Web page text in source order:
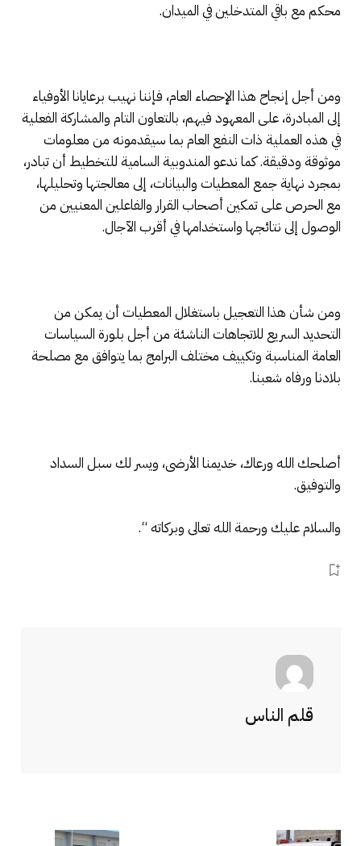
محكم مع باقي المتدخلين في الميدان.
ومن أجل إنجاح هذا الإحصاء العام، فإننا نهيب برعايانا الأوفياء
إلى المبادرة، على المعهود فيهم، بالتعاون التام والمشاركة الفعلية
في هذه العملية ذات النفع العام بما سيقدمونه من معلومات
موثوقة ودقيقة. كما ندعو المندوبية السامية للتخطيط أن تبادر،
بمجرد نهاية جمع المعطيات والبيانات، إلى معالجتها وتحليلها،
مع الحرص على تمكين أصحاب القرار والفاعلين المعنيين من
الوصول إلى نتائجها واستخدامها في أقرب الآجال.
ومن شأن هذا التعجيل باستغلال المعطيات أن يمكن من
التحديد السريع للاتجاهات الناشئة من أجل بلورة السياسات
العامة المناسبة وتكييف مختلف البرامج بما يتوافق مع مصلحة
بلادنا ورفاه شعبنا.
أصلحك الله ورعاك، خديمنا الأرضى، ويسر لك سبل السداد
والتوفيق.
والسلام عليك ورحمة الله تعالى وبركاته “.
قلم الناس